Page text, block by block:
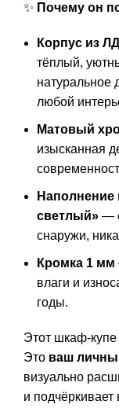
✨ Почему он
Корпус из
тёплый,
натуральное
любой
Матовый
изысканная
светлый» —
снаружи,
Кромка 1 мм
влаги и
годы.
Этот шкаф-
Это ваш
визуально
и подчёркивает